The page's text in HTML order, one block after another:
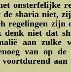
onsterfelijke
de sharia niet,
regelingen
niet dat
aan zulke
van op de
aan